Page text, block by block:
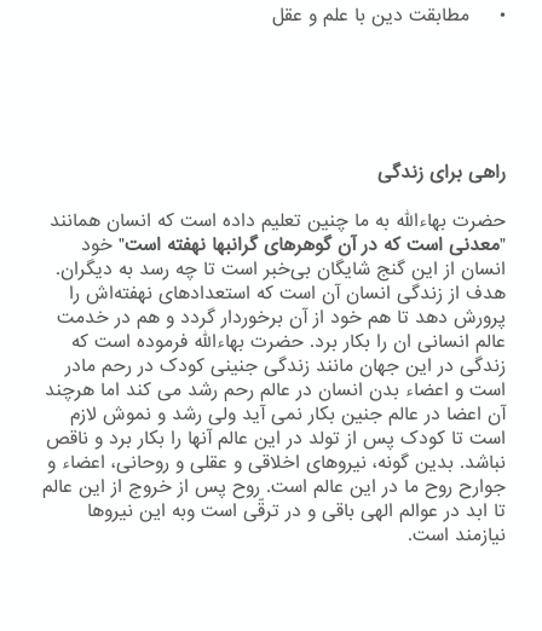
• مطابقت دین با علم و عقل
راهی برای زندگی
حضرت بهاءاللّه به ما چنین تعلیم داده است که انسان همانند
"معدنی است که در آن گوهرهای گرانبها نهفته است" خود
انسان از این گنج شایگان بی‌خبر است تا چه رسد به دیگران.
هدف از زندگی انسان آن است که استعدادهای نهفته‌اش را
پرورش دهد تا هم خود از آن برخوردار گردد و هم در خدمت
عالم انسانی ان را بکار برد. حضرت بهاءاللّه فرموده است که
زندگی در این جهان مانند زندگی جنینی کودک در رحم مادر
است و اعضاء بدن انسان در عالم رحم رشد می کند اما هرچند
آن اعضا در عالم جنین بکار نمی آید ولی رشد و نموش لازم
است تا کودک پس از تولد در این عالم آنها را بکار برد و ناقص
نباشد. بدین گونه، نیروهای اخلاقی و عقلی و روحانی، اعضاء و
جوارح روح ما در این عالم است. روح پس از خروج از این عالم
تا ابد در عوالم الهی باقی و در ترقّی است وبه اين نيروها
نيازمند است.